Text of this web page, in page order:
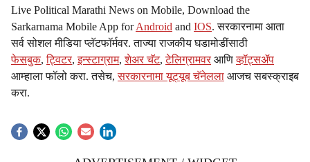
Live Political Marathi News on Mobile, Download the
Sarkarnama Mobile App forAndroid and IOS. सरकारनामा आता
सर्व सोशल मीडिया प्लॅटफॉर्मवर. ताज्या राजकीय घडामोडींसाठी
फेसबुक,ट्विटर,इन्स्टाग्राम,शेअर चॅट,टेलिग्रामवर आणिव्हॉट्सॲप
आम्हाला फॉलो करा. तसेच,सरकारनामा यूट्यूब चॅनेलला आजच सबस्क्राइब
करा.